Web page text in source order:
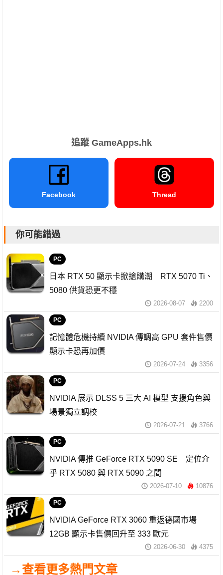
追蹤 GameApps.hk
Facebook Thread
你可能錯過
PC
日本 RTX 50 顯示卡掀搶購潮 RTX 5070 Ti、
5080 供貨恐更不穩
2026-08-07 2200
PC
記憶體危機持續 NVIDIA 傳調高 GPU 套件售價
顯示卡恐再加價
2026-07-24 3356
PC
NVIDIA 展示 DLSS 5 三大 AI 模型 支援角色與
場景獨立調校
2026-07-21 3766
PC
NVIDIA 傳推 GeForce RTX 5090 SE 定位介
乎 RTX 5080 與 RTX 5090 之間
2026-07-10 10876
PC
NVIDIA GeForce RTX 3060 重返德國市場
12GB 顯示卡售價回升至 333 歐元
2026-06-30 4375
→查看更多熱門文章